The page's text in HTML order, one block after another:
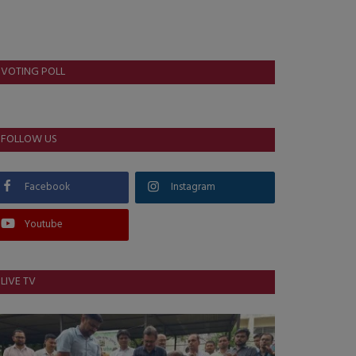
VOTING POLL
FOLLOW US
Facebook Instagram
Youtube
LIVE TV